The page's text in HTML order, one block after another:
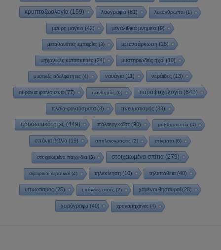
κρυπτοζωολογία(159) λαογραφία(81) λυκάνθρωποι(1)
μαύρη μαγεία(42) μεγαλιθικά μνημεία(9)
μεταθανάτιες εμπειρίες (3) μετενσάρκωση (28)
μηχανικές κατασκευές (24) μυστηριώδεις ήχοι (10)
μυστικές αδελφότητες (4) ναυάγια(11) νεράιδες(13)
ουράνια φαινόμενα(77) πανδημίες (6) παραψυχολογία(643)
πλοία-φαντάσματα(8) πνευματισμός(83)
προσωπικότητες (449) πόλτεργκαϊστ(90) ραβδοσκοπία (4)
σπάνια βιβλία (19) σπηλαιογραφίες (2) στίγματα (6)
στοιχειωμένα παιχνίδια(3) στοιχειωμένα σπίτια(279)
σφαιρικοί κεραυνοί (4) τηλεκίνηση (10) τηλεπάθεια (40)
υπνωτισμός(25) υπόγειες στοές (2) χαμένοι θησαυροί(28)
χειρόγραφα(40) χρονομηχανές (4)